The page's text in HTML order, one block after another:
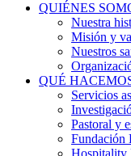
QUIÉNES
Nuestra
Misión y
Nuestros
QUÉ
Servicios
Pastoral y
Fundación
Hospitality